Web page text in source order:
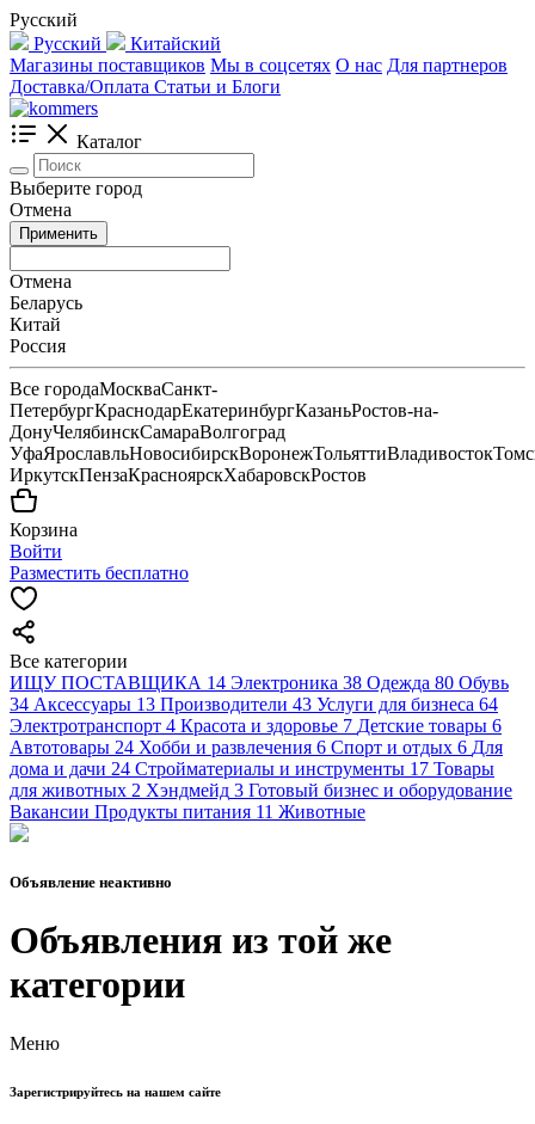
Русский
Русский
Китайский
Магазины поставщиков Мы в соцсетях О нас Для партнеров
Доставка/Оплата Статьи и Блоги
Каталог
Выберите город
Отмена
Применить
Отмена
Беларусь
Китай
Россия
Все городаМоскваСанкт-
ПетербургКраснодарЕкатеринбургКазаньРостов-на-
ДонуЧелябинскСамараВолгоград
УфаЯрославльНовосибирскВоронежТольяттиВладивосток
ИркутскПензаКрасноярскХабаровскРостов
Корзина
Войти
Разместить бесплатно
Все категории
ИЩУ ПОСТАВЩИКА 14 Электроника 38 Одежда 80 Обувь
34 Аксессуары 13 Производители 43 Услуги для бизнеса 64
Электротранспорт 4 Красота и здоровье 7 Детские товары 6
Автотовары 24 Хобби и развлечения 6 Спорт и отдых 6 Для
дома и дачи 24 Стройматериалы и инструменты 17 Товары
для животных 2 Хэндмейд 3 Готовый бизнес и оборудование
Вакансии Продукты питания 11 Животные
Объявление неактивно
Объявления из той же
категории
Меню
Зарегистрируйтесь на нашем сайте